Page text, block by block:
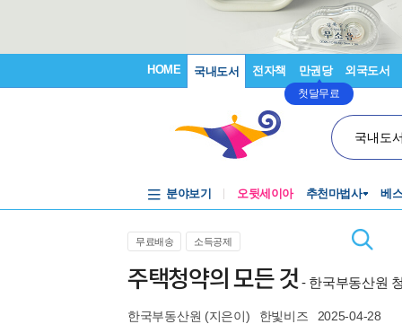
HOME 국내도서 전자책 만권당
첫달무료
외국도서
국내도
분야보기 오뒷세이아 추천마법사 베
무료배송 소득공제
주택청약의 모든 것 - 한국부동산원
한국부동산원 (지은이) 한빛비즈 2025-04-28